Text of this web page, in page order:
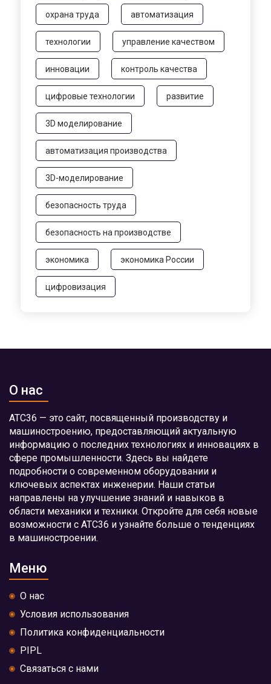
охрана труда автоматизация
технологии управление качеством
инновации контроль качества
цифровые технологии развитие
3D моделирование
автоматизация производства
3D-моделирование
безопасность труда
безопасность на производстве
экономика экономика России
цифровизация
О нас
АТС36 — это сайт, посвященный производству и
машиностроению, предоставляющий актуальную
информацию о последних технологиях и инновациях в
сфере промышленности. Здесь вы найдете
подробности о современном оборудовании и
ключевых аспектах инженерии. Наши статьи
направлены на улучшение знаний и навыков в
области механики и техники. Откройте для себя новые
возможности с АТС36 и узнайте больше о тенденциях
в машиностроении.
Меню
О нас
Условия использования
Политика конфиденциальности
PIPL
Связаться с нами